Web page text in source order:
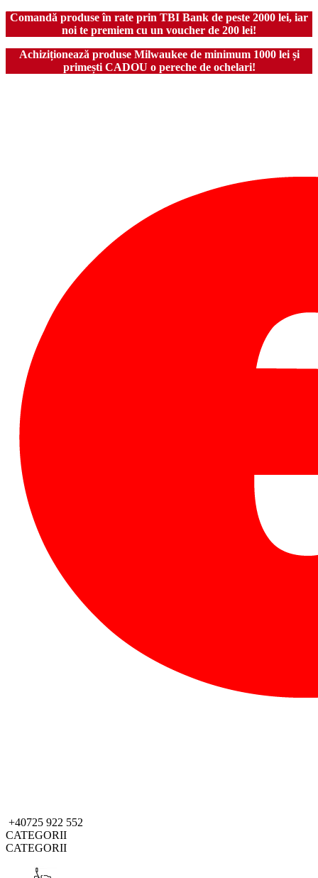
Comandă produse în rate prin TBI Bank de peste 2000 lei, iar
noi te premiem cu un voucher de 200 lei!
Achiziționează produse Milwaukee de minimum 1000 lei și
primești CADOU o pereche de ochelari!
+40725 922 552
CATEGORII
CATEGORII